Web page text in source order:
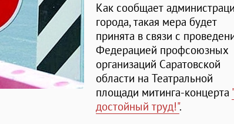
Как сообщает
города, такая мера будет
принята в связи с
Федерацией профсоюзных
организаций Саратовской
области на Театральной
площади митинга-концерта
достойный труд!".